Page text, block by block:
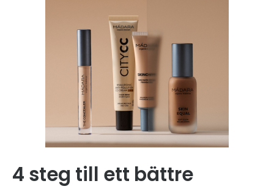
4 steg till ett bättre